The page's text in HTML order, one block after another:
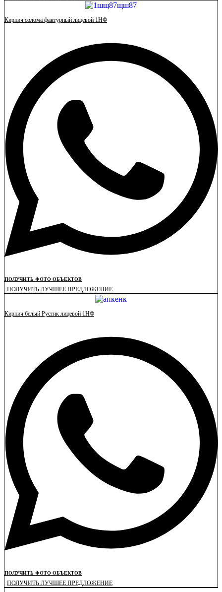
Кирпич солома фактурный лицевой 1НФ
ПОЛУЧИТЬ ФОТО ОБЪЕКТОВ
ПОЛУЧИТЬ ЛУЧШЕЕ ПРЕДЛОЖЕНИЕ
Кирпич белый Рустик лицевой 1НФ
ПОЛУЧИТЬ ФОТО ОБЪЕКТОВ
ПОЛУЧИТЬ ЛУЧШЕЕ ПРЕДЛОЖЕНИЕ